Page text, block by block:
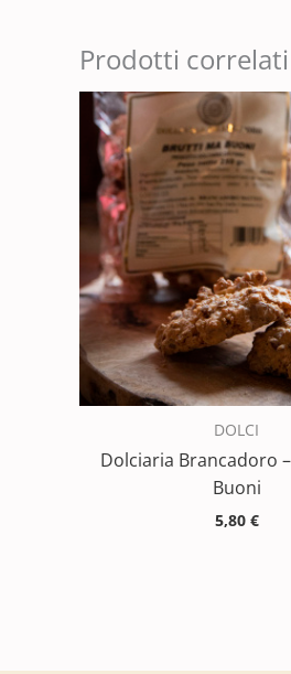
Prodotti correlati
DOLCI
Dolciaria Brancadoro
Buoni
5,80 €